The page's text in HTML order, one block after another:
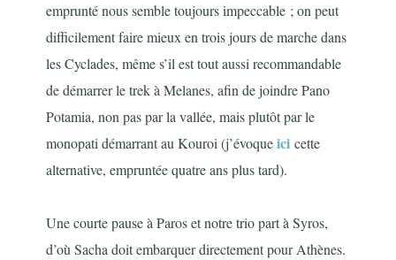
emprunté nous semble toujours impeccable ; on peut
difficilement faire mieux en trois jours de marche dans
les Cyclades, même s’il est tout aussi recommandable
de démarrer le trek à Melanes, afin de joindre Pano
Potamia, non pas par la vallée, mais plutôt par le
monopati démarrant au Kouroi (j’évoqueicicette
alternative, empruntée quatre ans plus tard).
Une courte pause à Paros et notre trio part à Syros,
d’où Sacha doit embarquer directement pour Athènes.